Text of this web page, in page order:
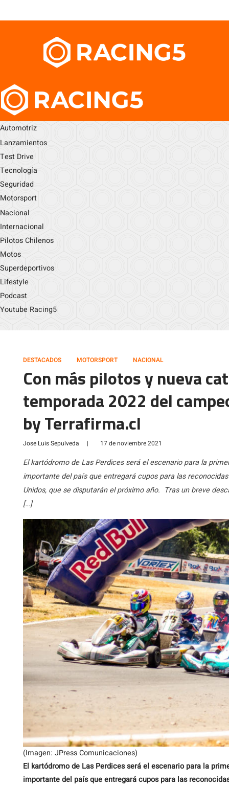
Automotriz
Lanzamientos
Test Drive
Tecnología
Seguridad
Motorsport
Nacional
Internacional
Pilotos Chilenos
Motos
Superdeportivos
Lifestyle
Podcast
Youtube Racing5
DESTACADOS MOTORSPORT NACIONAL
Con más pilotos y nueva
temporada 2022 del
by Terrafirma.cl
Jose Luis Sepulveda | 17 de noviembre 2021
El kartódromo de Las Perdices será el escenario para la
importante del país que entregará cupos para las
Unidos, que se disputarán el próximo año. Tras un breve
[…]
(Imagen: JPress Comunicaciones)
El kartódromo de Las Perdices será el escenario para la
importante del país que entregará cupos para las